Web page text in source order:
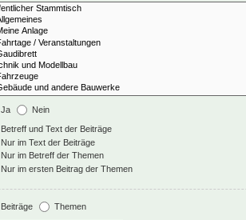
Ja Nein
Betreff und Text der Beiträge
Nur im Text der Beiträge
Nur im Betreff der Themen
Nur im ersten Beitrag der Themen
Beiträge Themen